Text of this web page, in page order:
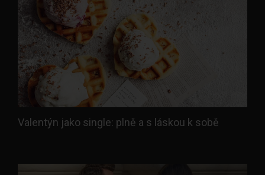
Valentýn jako single: plně a s láskou k sobě